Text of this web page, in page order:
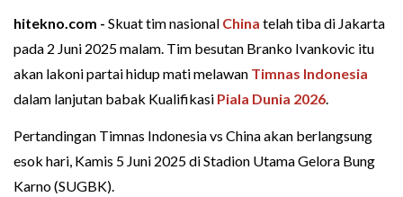
hitekno.com - Skuat tim nasional China telah tiba di Jakarta
pada 2 Juni 2025 malam. Tim besutan Branko Ivankovic itu
akan lakoni partai hidup mati melawan Timnas Indonesia
dalam lanjutan babak Kualifikasi Piala Dunia 2026.
Pertandingan Timnas Indonesia vs China akan berlangsung
esok hari, Kamis 5 Juni 2025 di Stadion Utama Gelora Bung
Karno (SUGBK).